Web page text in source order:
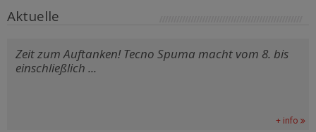
Aktuelle
Zeit zum Auftanken! Tecno Spuma macht vom 8. bis
einschließlich ...
+ info